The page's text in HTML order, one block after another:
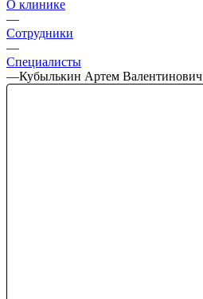
О клинике
—
Сотрудники
—
Специалисты
—Кубылькин Артем Валентинович